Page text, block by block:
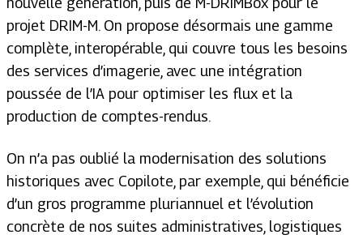
projet DRIM-M. On propose désormais une gamme
complète, interopérable, qui couvre tous les besoins
des services d’imagerie, avec une intégration
poussée de l’IA pour optimiser les flux et la
production de comptes-rendus.
On n’a pas oublié la modernisation des solutions
historiques avec Copilote, par exemple, qui bénéficie
d’un gros programme pluriannuel et l’évolution
concrète de nos suites administratives, logistiques